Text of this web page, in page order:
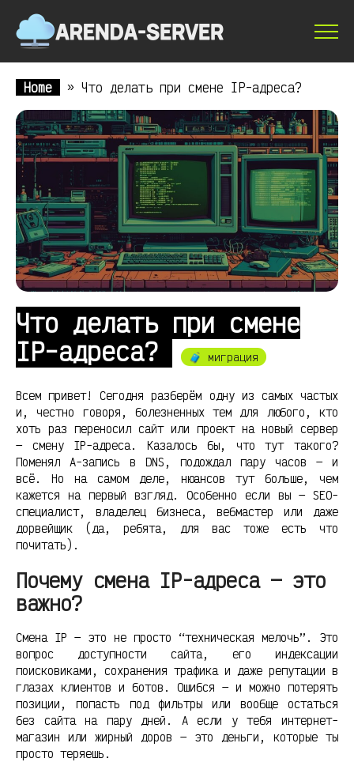
Home » Что делать при смене IP-адреса?
Что делать при смене
IP-адреса?
🧳 миграция
Всем привет! Сегодня разберём одну из самых частых
и, честно говоря, болезненных тем для любого, кто
хоть раз переносил сайт или проект на новый сервер
— смену IP-адреса. Казалось бы, что тут такого?
Поменял A-запись в DNS, подождал пару часов — и
всё. Но на самом деле, нюансов тут больше, чем
кажется на первый взгляд. Особенно если вы — SEO-
специалист, владелец бизнеса, вебмастер или даже
дорвейщик (да, ребята, для вас тоже есть что
почитать).
Почему смена IP-адреса — это
важно?
Смена IP — это не просто “техническая мелочь”. Это
вопрос доступности сайта, его индексации
поисковиками, сохранения трафика и даже репутации в
глазах клиентов и ботов. Ошибся — и можно потерять
позиции, попасть под фильтры или вообще остаться
без сайта на пару дней. А если у тебя интернет-
магазин или жирный доров — это деньги, которые ты
просто теряешь.